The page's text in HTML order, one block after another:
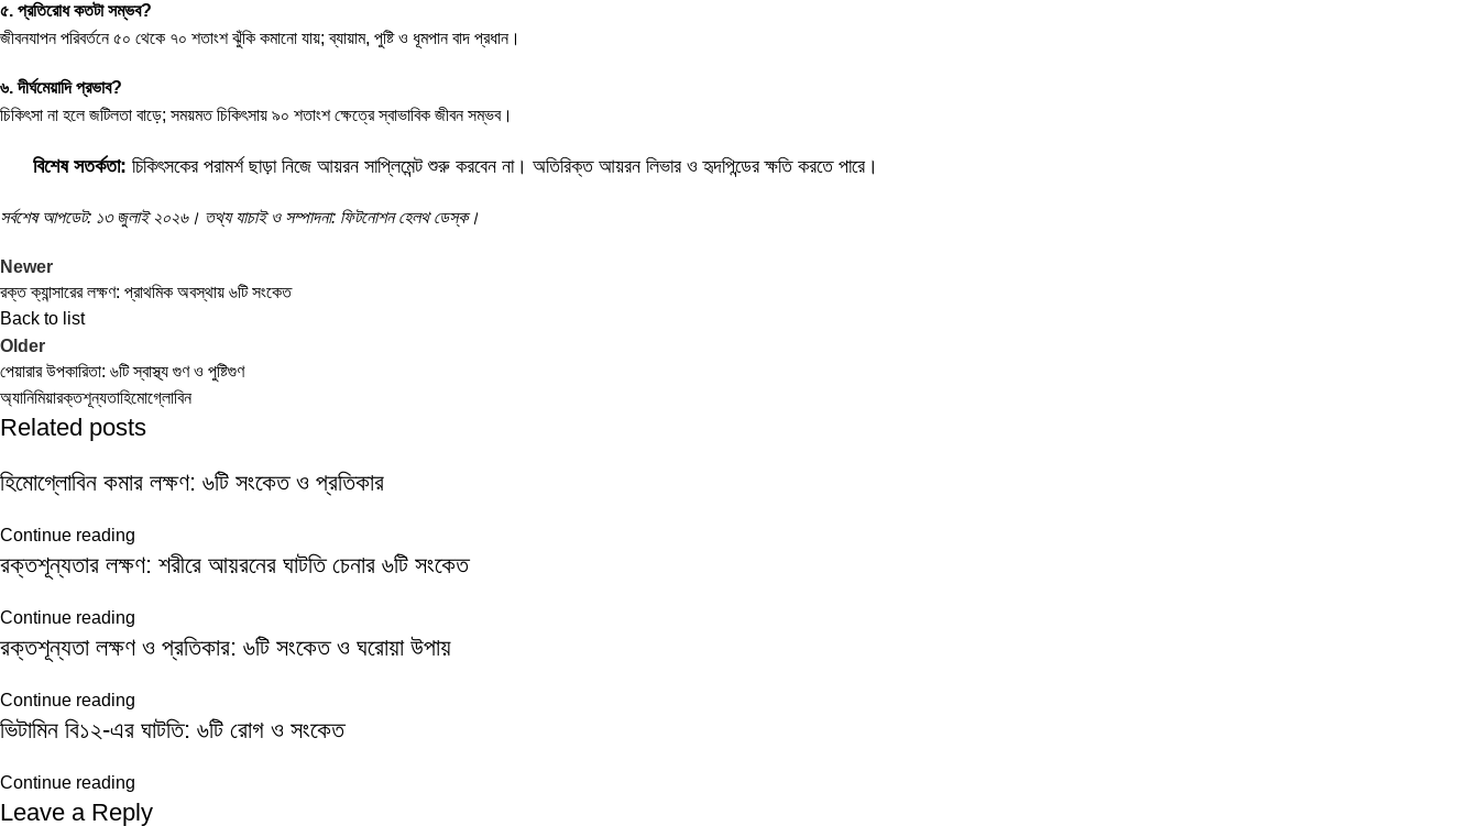
৫. প্রতিরোধ কতটা সম্ভব?
জীবনযাপন পরিবর্তনে ৫০ থেকে ৭০ শতাংশ ঝুঁকি কমানো যায়; ব্যায়াম, পুষ্টি ও ধূমপান বাদ প্রধান।
৬. দীর্ঘমেয়াদি প্রভাব?
চিকিৎসা না হলে জটিলতা বাড়ে; সময়মত চিকিৎসায় ৯০ শতাংশ ক্ষেত্রে স্বাভাবিক জীবন সম্ভব।
বিশেষ সতর্কতা: চিকিৎসকের পরামর্শ ছাড়া নিজে আয়রন সাপ্লিমেন্ট শুরু করবেন না। অতিরিক্ত আয়রন লিভার ও হৃদপিন্ডের ক্ষতি করতে পারে।
সর্বশেষ আপডেট: ১৩ জুলাই ২০২৬। তথ্য যাচাই ও সম্পাদনা: ফিটনোশন হেলথ ডেস্ক।
Newer
রক্ত ক্যান্সারের লক্ষণ: প্রাথমিক অবস্থায় ৬টি সংকেত
Back to list
Older
পেয়ারার উপকারিতা: ৬টি স্বাস্থ্য গুণ ও পুষ্টিগুণ
অ্যানিমিয়ারক্তশূন্যতাহিমোগ্লোবিন
Related posts
হিমোগ্লোবিন কমার লক্ষণ: ৬টি সংকেত ও প্রতিকার
Continue reading
রক্তশূন্যতার লক্ষণ: শরীরে আয়রনের ঘাটতি চেনার ৬টি সংকেত
Continue reading
রক্তশূন্যতা লক্ষণ ও প্রতিকার: ৬টি সংকেত ও ঘরোয়া উপায়
Continue reading
ভিটামিন বি১২-এর ঘাটতি: ৬টি রোগ ও সংকেত
Continue reading
Leave a Reply